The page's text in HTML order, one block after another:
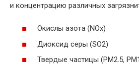
и концентрацию различных
Окислы азота (NOx)
Диоксид серы (SO2)
Твердые частицы (PM2.5,